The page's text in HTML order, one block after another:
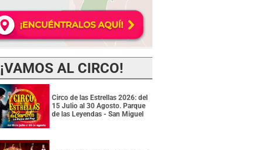
¡VAMOS AL CIRCO!
Circo de las Estrellas 2026: del
15 Julio al 30 Agosto. Parque
de las Leyendas - San Miguel